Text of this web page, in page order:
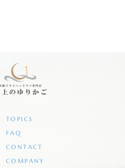
TOPICS
FAQ
CONTACT
COMPANY